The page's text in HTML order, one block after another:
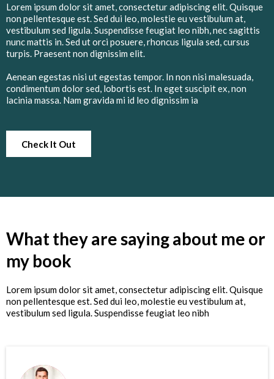
Lorem ipsum dolor sit amet, consectetur adipiscing elit. Quisque
non pellentesque est. Sed dui leo, molestie eu vestibulum at,
vestibulum sed ligula. Suspendisse feugiat leo nibh, nec sagittis
nunc mattis in. Sed ut orci posuere, rhoncus ligula sed, cursus
turpis. Praesent non dignissim elit.
Aenean egestas nisi ut egestas tempor. In non nisi malesuada,
condimentum dolor sed, lobortis est. In eget suscipit ex, non
lacinia massa. Nam gravida mi id leo dignissim ia
Check It Out
What they are saying about me or
my book
Lorem ipsum dolor sit amet, consectetur adipiscing elit. Quisque
non pellentesque est. Sed dui leo, molestie eu vestibulum at,
vestibulum sed ligula. Suspendisse feugiat leo nibh